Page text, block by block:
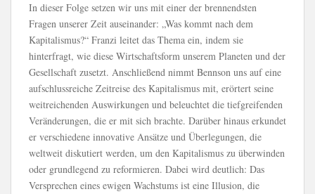
In dieser Folge setzen wir uns mit einer der brennendsten
Fragen unserer Zeit auseinander: „Was kommt nach dem
Kapitalismus?“ Franzi leitet das Thema ein, indem sie
hinterfragt, wie diese Wirtschaftsform unserem Planeten und der
Gesellschaft zusetzt. Anschließend nimmt Bennson uns auf eine
aufschlussreiche Zeitreise des Kapitalismus mit, erörtert seine
weitreichenden Auswirkungen und beleuchtet die tiefgreifenden
Veränderungen, die er mit sich brachte. Darüber hinaus erkundet
er verschiedene innovative Ansätze und Überlegungen, die
weltweit diskutiert werden, um den Kapitalismus zu überwinden
oder grundlegend zu reformieren. Dabei wird deutlich: Das
Versprechen eines ewigen Wachstums ist eine Illusion, die